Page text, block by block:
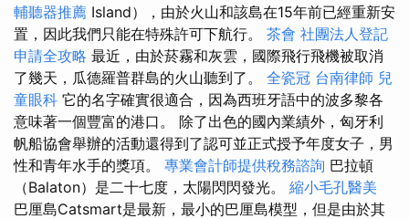
輔聽器推薦 Island），由於火山和該島在15年前已經重新安
置，因此我們只能在特殊許可下航行。 茶會 社團法人登記
申請全攻略 最近，由於菸霧和灰雲，國際飛行飛機被取消
了幾天，瓜德羅普群島的火山聽到了。 全瓷冠 台南律師 兒
童眼科 它的名字確實很適合，因為西班牙語中的波多黎各
意味著一個豐富的港口。 除了出色的國內業績外，匈牙利
帆船協會舉辦的活動還得到了認可並正式授予年度女子，男
性和青年水手的獎項。 專業會計師提供稅務諮詢 巴拉頓
（Balaton）是二十七度，太陽閃閃發光。 縮小毛孔醫美
巴厘島Catsmart是最新，最小的巴厘島模型，但是由於其